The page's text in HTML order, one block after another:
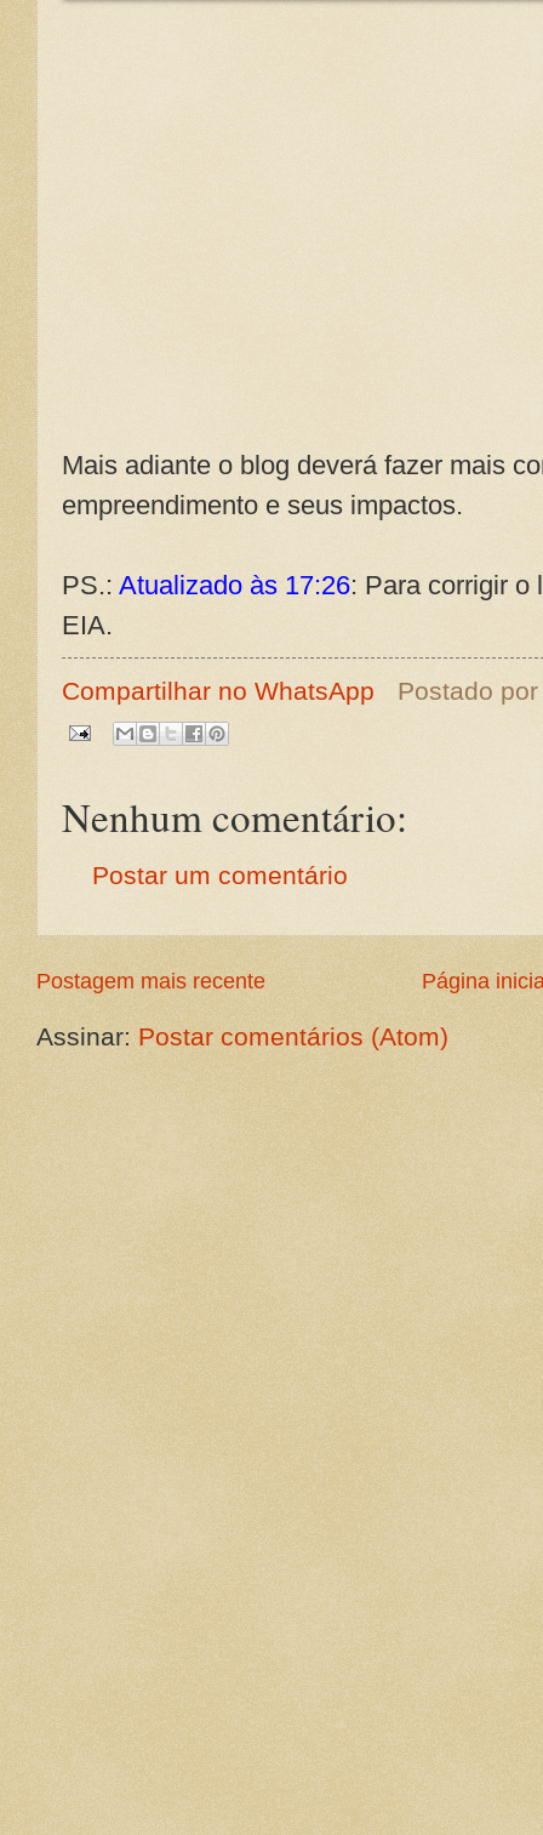
Mais adiante o blog deverá fazer mais
empreendimento e seus impactos.
PS.: Atualizado às 17:26: Para corrigir o
EIA.
Compartilhar no WhatsApp Postado
Nenhum comentário:
Postar um comentário
Postagem mais recente Página
Assinar: Postar comentários (Atom)